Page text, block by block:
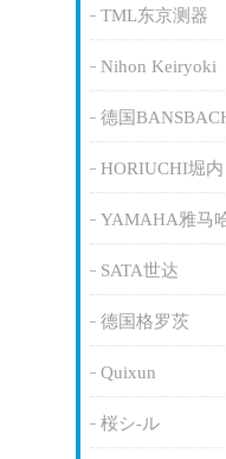
TML东京测器
Nihon Keiryoki
德国
HORIUCHI堀内
YAMAHA雅马
SATA世达
德国格罗茨
Quixun
桜シ-ル